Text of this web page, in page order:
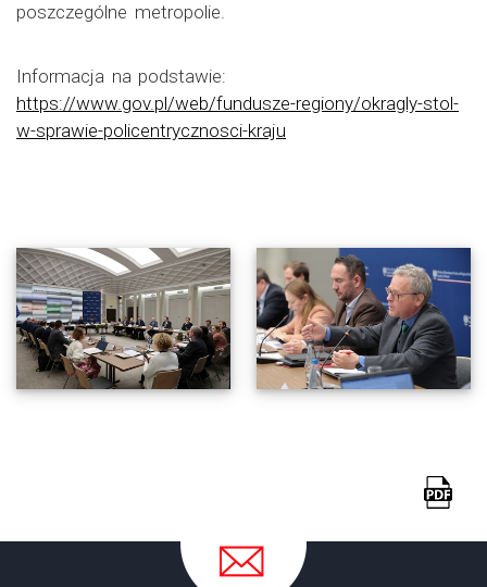
poszczególne metropolie.
Informacja na podstawie:
https://www.gov.pl/web/fundusze-regiony/okragly-stol-
w-sprawie-policentrycznosci-kraju